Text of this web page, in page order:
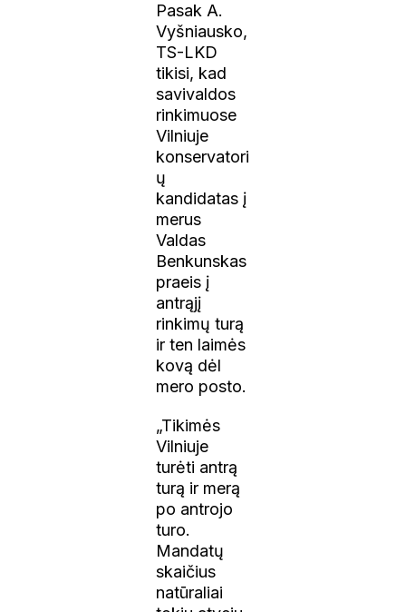
Pasak A.
Vyšniausko,
TS-LKD
tikisi, kad
savivaldos
rinkimuose
Vilniuje
konservatori
ų
kandidatas į
merus
Valdas
Benkunskas
praeis į
antrąjį
rinkimų turą
ir ten laimės
kovą dėl
mero posto.
„Tikimės
Vilniuje
turėti antrą
turą ir merą
po antrojo
turo.
Mandatų
skaičius
natūraliai